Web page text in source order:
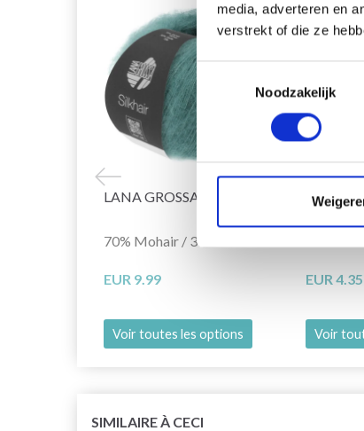
media, adverteren en
verstrekt of die ze
Toestemmingsselectie
Noodzakelijk
LANA GROSSA SILKHAIR
70% Mohair / 30% Soie
EUR 9.99
Voir toutes les options
LANA
EUR 4.35
Voir
SIMILAIRE À CECI